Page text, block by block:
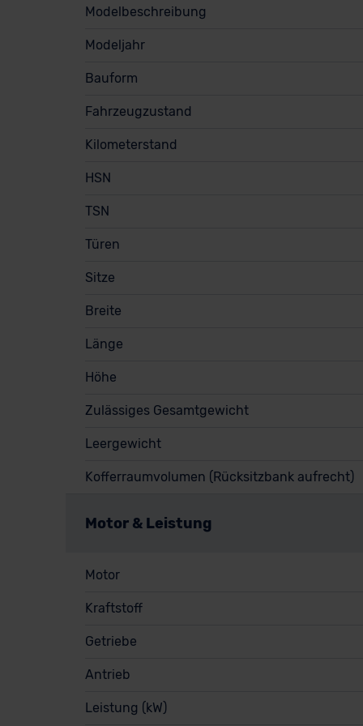
Modelbeschreibung
Modeljahr
Bauform
Fahrzeugzustand
Kilometerstand
HSN
TSN
Türen
Sitze
Breite
Länge
Höhe
Zulässiges Gesamtgewicht
Leergewicht
Kofferraumvolumen (Rücksitzbank aufrecht)
Motor & Leistung
Motor
Kraftstoff
Getriebe
Antrieb
Leistung (kW)